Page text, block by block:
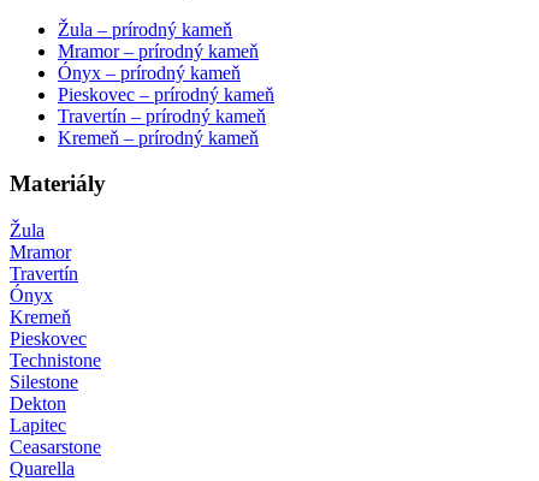
Žula – prírodný kameň
Mramor – prírodný kameň
Ónyx – prírodný kameň
Pieskovec – prírodný kameň
Travertín – prírodný kameň
Kremeň – prírodný kameň
Materiály
Žula
Mramor
Travertín
Ónyx
Kremeň
Pieskovec
Technistone
Silestone
Dekton
Lapitec
Ceasarstone
Quarella